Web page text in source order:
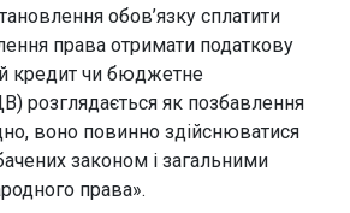
обов’язку сплатити
права отримати податкову
кредит чи бюджетне
розглядається як позбавлення
воно повинно здійснюватися
законом і загальними
права».